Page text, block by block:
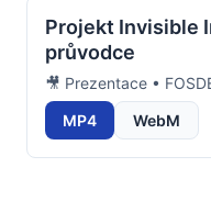
Projekt Invisible
průvodce
🎥 Prezentace •
MP4
WebM